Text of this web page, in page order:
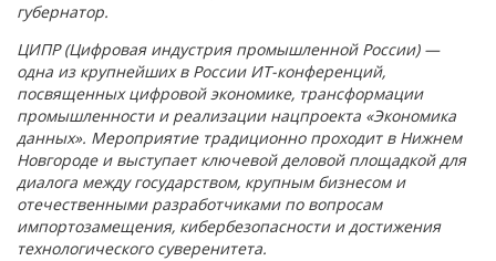
губернатор.
ЦИПР (Цифровая индустрия промышленной России) —
одна из крупнейших в России ИТ-конференций,
посвященных цифровой экономике, трансформации
промышленности и реализации нацпроекта «Экономика
данных». Мероприятие традиционно проходит в Нижнем
Новгороде и выступает ключевой деловой площадкой для
диалога между государством, крупным бизнесом и
отечественными разработчиками по вопросам
импортозамещения, кибербезопасности и достижения
технологического суверенитета.